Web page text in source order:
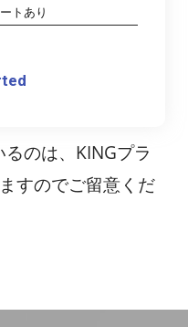
トあり
のは、KINGプラ
すのでご留意くだ